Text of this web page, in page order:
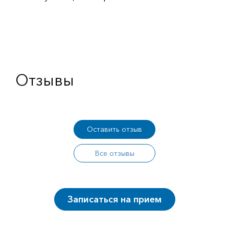
Отзывы
Оставить отзыв
Все отзывы
Записаться на прием